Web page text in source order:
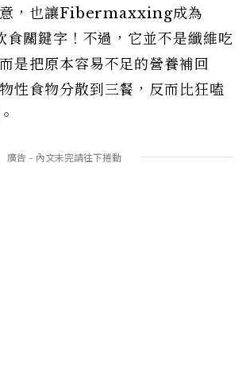
意，也讓Fibermaxxing成為
關鍵字！不過，它並不是纖維吃
是把原本容易不足的營養補回
性食物分散到三餐，反而比狂嗑